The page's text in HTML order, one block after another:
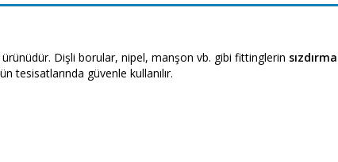
ürünüdür. Dişli borular, nipel, manşon vb. gibi fittinglerin
tesisatlarında güvenle kullanılır.